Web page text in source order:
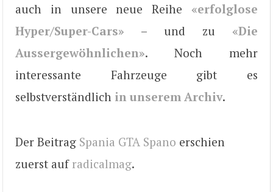
auch in unsere neue Reihe «erfolglose
Hyper/Super-Cars» – und zu «Die
Aussergewöhnlichen». Noch mehr
interessante Fahrzeuge gibt es
selbstverständlich in unserem Archiv.
Der Beitrag Spania GTA Spano erschien
zuerst auf radicalmag.